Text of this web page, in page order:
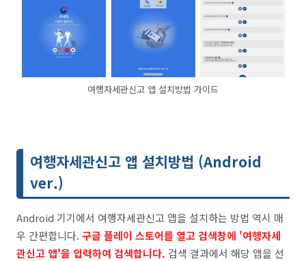
여행자세관신고 앱 설치방법 가이드
여행자세관신고 앱 설치방법 (Android
ver.)
Android 기기에서 여행자세관신고 앱을 설치하는 방법 역시 매
우 간편합니다. 구글 플레이 스토어를 열고 검색창에 '여행자세
관신고 앱'을 입력하여 검색합니다. 검색 결과에서 해당 앱을 선